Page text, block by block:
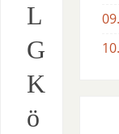
L
G
K
ö